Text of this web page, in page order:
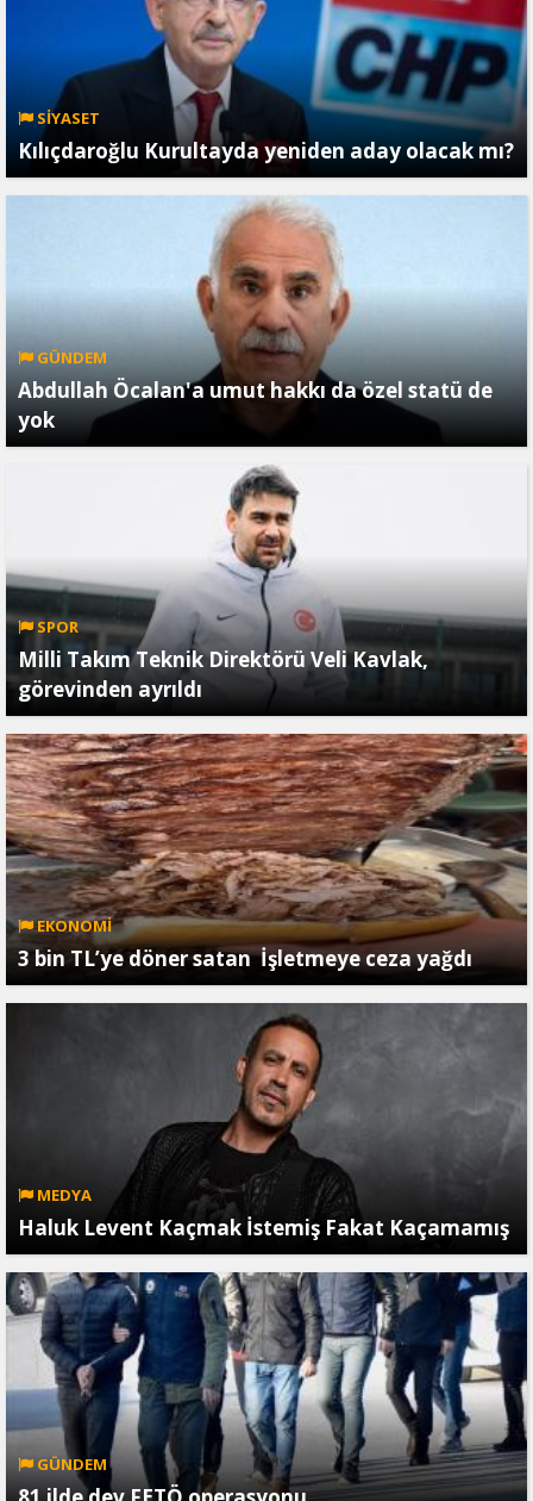
SİYASET
Kılıçdaroğlu Kurultayda yeniden aday olacak mı?
GÜNDEM
Abdullah Öcalan'a umut hakkı da özel statü de
yok
SPOR
Milli Takım Teknik Direktörü Veli Kavlak,
görevinden ayrıldı
EKONOMİ
3 bin TL’ye döner satan İşletmeye ceza yağdı
MEDYA
Haluk Levent Kaçmak İstemiş Fakat Kaçamamış
GÜNDEM